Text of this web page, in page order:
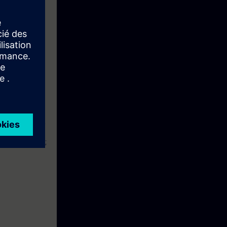
SIE-PNBA,
7 (TIA Portal);